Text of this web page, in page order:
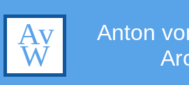
Anton